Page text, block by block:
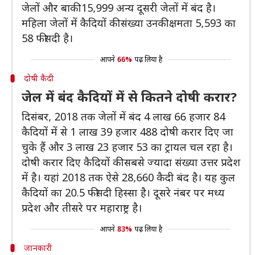
जेलों और बाकी 15,999 अन्य दूसरी जेलों में बंद है।
महिला जेलों में कैदियों की संख्या उनकी क्षमता 5,593 का
58 फीसदी है।
आपने 66% पढ़ लिया है
दोषी कैदी
जेल में बंद कैदियों में से कितने दोषी करार?
दिसंबर, 2018 तक जेलों में बंद 4 लाख 66 हजार 84
कैदियों में से 1 लाख 39 हजार 488 दोषी करार दिए जा
चुके हैं और 3 लाख 23 हजार 53 का ट्रायल चल रहा है।
दोषी करार दिए कैदियों की सबसे ज्यादा संख्या उत्तर प्रदेश
में है। यहां 2018 तक ऐसे 28,660 कैदी बंद है। यह कुल
कैदियों का 20.5 फीसदी हिस्सा है। दूसरे नंबर पर मध्य
प्रदेश और तीसरे पर महाराष्ट्र है।
आपने 83% पढ़ लिया है
जानकारी